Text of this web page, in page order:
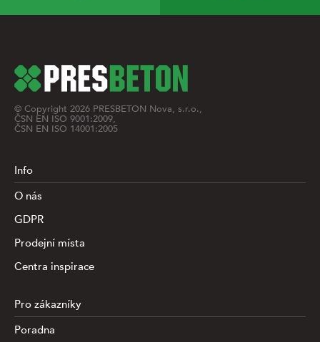
© Copyright 2026 PRESBETON Nova, s.r.o.,
ČSN EN ISO 9001:2009,
ČSN EN ISO 14001:2005
Info
O nás
GDPR
Prodejní místa
Centra inspirace
Pro zákazníky
Poradna